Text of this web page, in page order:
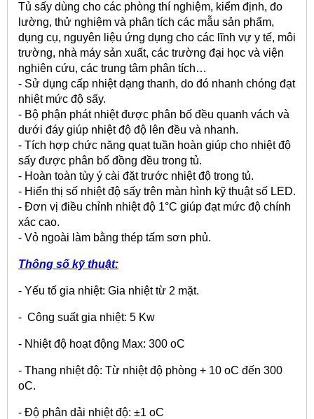
Tủ sấy dùng cho các phòng thí nghiệm, kiểm định, đo
lường, thử nghiệm và phân tích các mẫu sản phẩm,
dụng cụ, nguyên liệu ứng dụng cho các lĩnh vự y tế, môi
trường, nhà máy sản xuất, các trường đại học và viện
nghiên cứu, các trung tâm phân tích…
- Sử dụng cấp nhiệt dạng thanh, do đó nhanh chóng đạt
nhiệt mức độ sấy.
- Bộ phận phát nhiệt được phân bố đều quanh vách và
dưới đáy giúp nhiệt độ độ lên đều và nhanh.
- Tích hợp chức năng quạt tuần hoàn giúp cho nhiệt độ
sấy được phân bố đồng đều trong tủ.
- Hoàn toàn tùy ý cài đặt trước nhiệt độ trong tủ.
- Hiển thị số nhiệt độ sấy trên màn hình kỹ thuật số LED.
- Đơn vị điều chỉnh nhiệt độ 1°C giúp đạt mức độ chính
xác cao.
- Vỏ ngoài làm bằng thép tấm sơn phủ.
Thông số kỹ thuật:
- Yếu tố gia nhiệt: Gia nhiệt từ 2 mặt.
- Công suất gia nhiệt: 5 Kw
- Nhiệt độ hoạt động Max: 300 oC
- Thang nhiệt độ: Từ nhiệt độ phòng + 10 oC đến 300
oC.
- Độ phân dải nhiệt độ: ±1 oC